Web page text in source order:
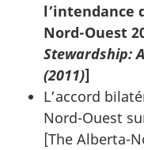
l’intendance
Nord-Ouest
Stewardship:
(2011)]
L’accord
Nord-Ouest
[The Alberta-